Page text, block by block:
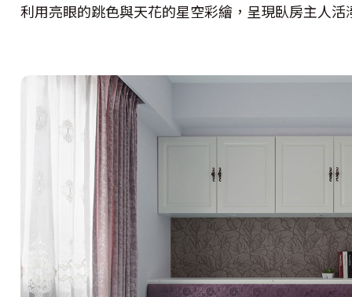
利用亮眼的跳色與天花的星空彩繪，呈現臥房主人活